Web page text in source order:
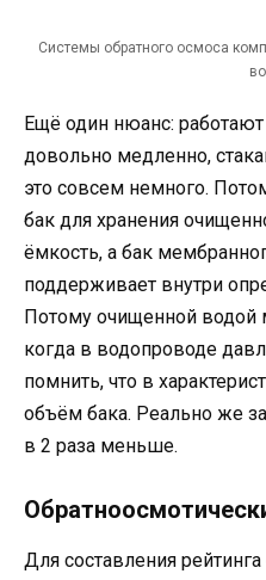
Системы обратного осмоса
Ещё один нюанс:
довольно медленно,
это совсем немного.
бак для хранения
ёмкость, а бак
поддерживает внутри
Потому очищенной водой
когда в водопроводе
помнить, что в
объём бака. Реально же
в 2 раза меньше.
Для составления